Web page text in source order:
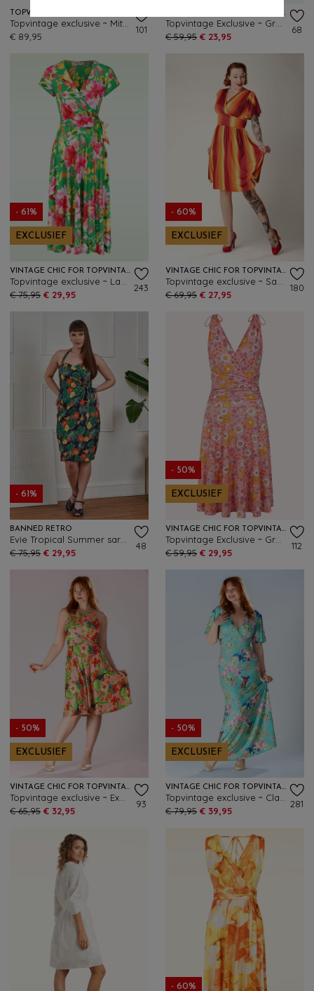
€ 89,95
101
VINTAGE CHIC FOR TOPVINTAGE
€ 59,95 € 23,95
68
- 61%
EXCLUSIEF
VINTAGE CHIC FOR TOPVINTAGE
€ 75,95 € 29,95
243
- 60%
EXCLUSIEF
VINTAGE CHIC FOR TOPVINTAGE
€ 69,95 € 27,95
180
- 61%
BANNED RETRO
€ 75,95 € 29,95
48
- 50%
EXCLUSIEF
VINTAGE CHIC FOR TOPVINTAGE
€ 59,95 € 29,95
112
- 50%
EXCLUSIEF
VINTAGE CHIC FOR TOPVINTAGE
€ 65,95 € 32,95
93
- 50%
EXCLUSIEF
VINTAGE CHIC FOR TOPVINTAGE
€ 79,95 € 39,95
281
- 60%